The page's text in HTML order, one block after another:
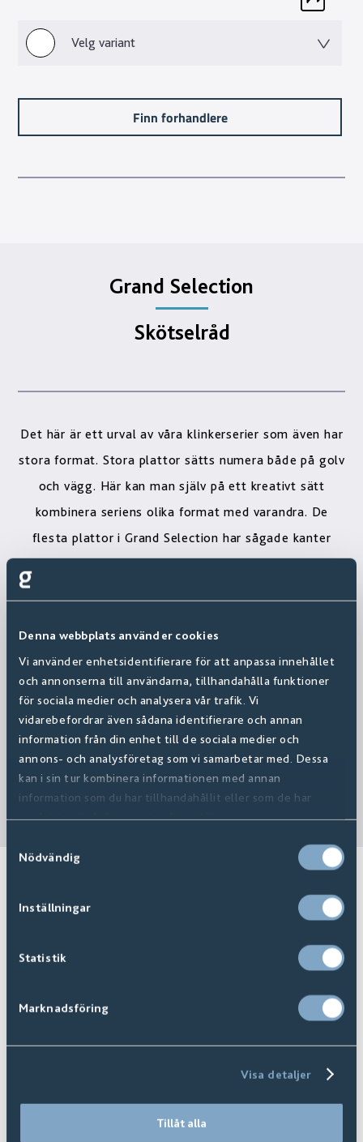
Denna webbplats använder cookies
Vi använder enhetsidentifierare för att anpassa innehållet
och annonserna till användarna, tillhandahålla funktioner
för sociala medier och analysera vår trafik. Vi
vidarebefordrar även sådana identifierare och annan
information från din enhet till de sociala medier och
annons- och analysföretag som vi samarbetar med. Dessa
kan i sin tur kombinera informationen med annan
information som du har tillhandahållit eller som de har
samlat in när du har använt deras tjänster.
Nödvändig
Inställningar
Statistik
Marknadsföring
Visa detaljer
Tillåt alla
Velg variant
Finn forhandlere
Grand Selection
Skötselråd
Det här är ett urval av våra klinkerserier som även har
stora format. Stora plattor sätts numera både på golv
och vägg. Här kan man själv på ett kreativt sätt
kombinera seriens olika format med varandra. De
flesta plattor i Grand Selection har sågade kanter
Finn forhandler